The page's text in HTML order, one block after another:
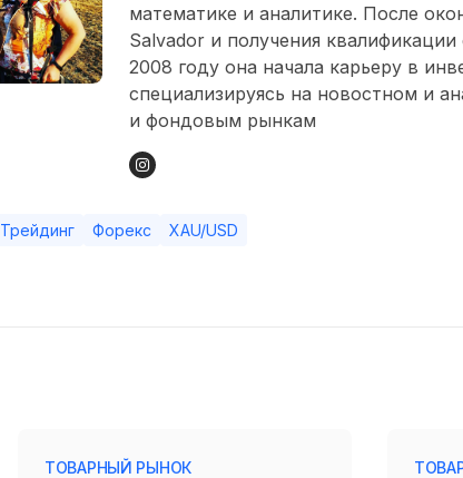
математике и аналитике. После
Salvador и получения
2008 году она начала карьеру в
специализируясь на новостном и
и фондовым рынкам
Трейдинг Форекс XAU/USD
ТОВАРНЫЙ РЫНОК